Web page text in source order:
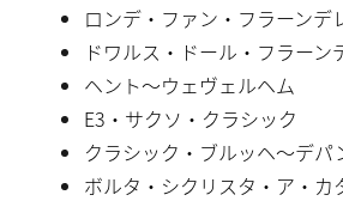
ロンデ・ファン・フラーンデ
ドワルス・ドール・フラーン
ヘント〜ウェヴェルヘム
E3・サクソ・クラシック
クラシック・ブルッヘ〜デパ
ボルタ・シクリスタ・ア・カ